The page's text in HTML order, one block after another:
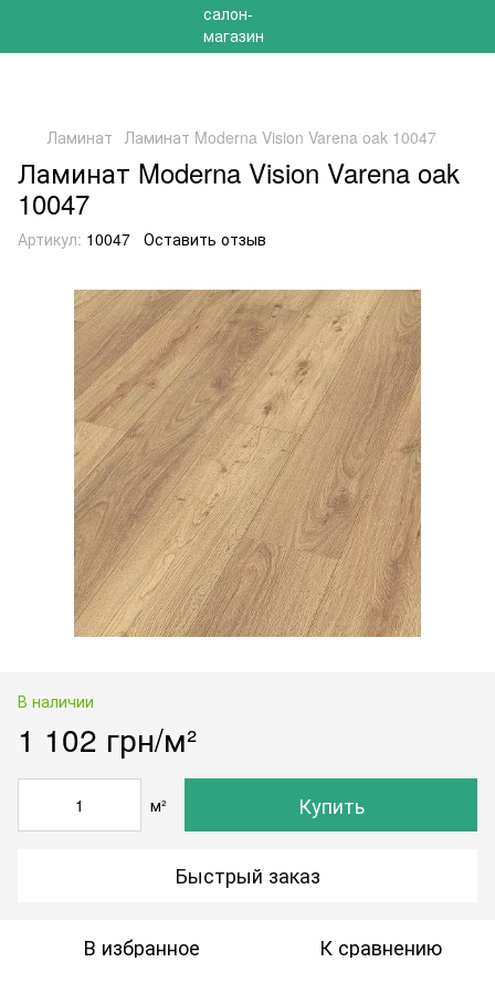
Ламинат Ламинат Moderna Vision Varena oak 10047
Ламинат Moderna Vision Varena oak
10047
Артикул: 10047 Оставить отзыв
В наличии
1 102 грн/м²
м² Купить
Быстрый заказ
В избранное К сравнению